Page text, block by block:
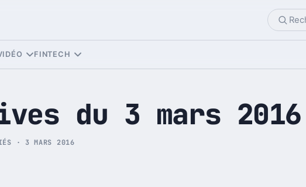
FINTECH
du 3 mars 2016
· 3 MARS 2016